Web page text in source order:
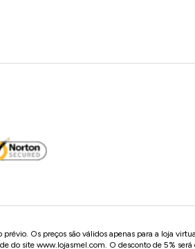
Os preços são válidos apenas para a loja
do site www.lojasmel.com. O desconto de 5%